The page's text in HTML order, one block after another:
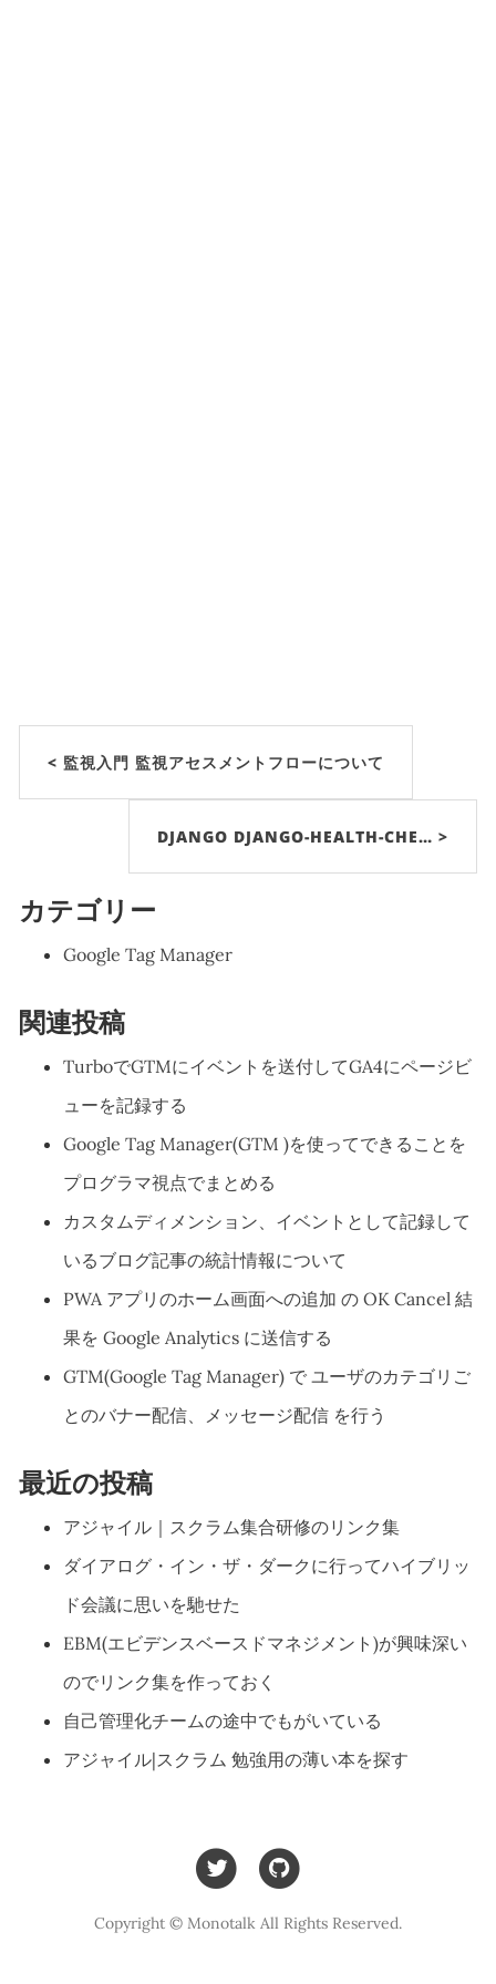
< 監視入門 監視アセスメントフローについて
DJANGO DJANGO-HEALTH-CHE… >
カテゴリー
Google Tag Manager
関連投稿
TurboでGTMにイベントを送付してGA4にページビ
ューを記録する
Google Tag Manager(GTM )を使ってできることを
プログラマ視点でまとめる
カスタムディメンション、イベントとして記録して
いるブログ記事の統計情報について
PWA アプリのホーム画面への追加 の OK Cancel 結
果を Google Analytics に送信する
GTM(Google Tag Manager) で ユーザのカテゴリご
とのバナー配信、メッセージ配信 を行う
最近の投稿
アジャイル｜スクラム集合研修のリンク集
ダイアログ・イン・ザ・ダークに行ってハイブリッ
ド会議に思いを馳せた
EBM(エビデンスベースドマネジメント)が興味深い
のでリンク集を作っておく
自己管理化チームの途中でもがいている
アジャイル|スクラム 勉強用の薄い本を探す
Copyright © Monotalk All Rights Reserved.